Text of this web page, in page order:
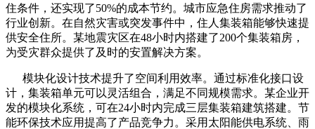
住条件，还实现了50%的成本节约。城市应急住房需求推动了
行业创新。在自然灾害或突发事件中，住人集装箱能够快速提
供安全住所。某地震灾区在48小时内搭建了200个集装箱房，
为受灾群众提供了及时的安置解决方案。
模块化设计技术提升了空间利用效率。通过标准化接口设
计，集装箱单元可以灵活组合，满足不同规模需求。某企业开
发的模块化系统，可在24小时内完成三层集装箱建筑搭建。节
能环保技术应用提高了产品竞争力。采用太阳能供电系统、雨